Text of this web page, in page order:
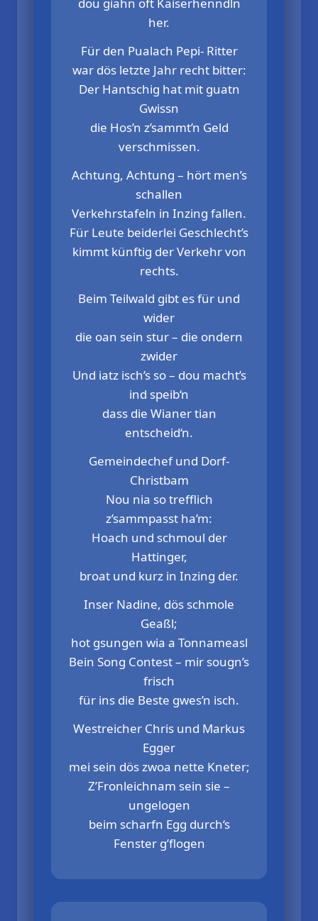
her.
Für den Pualach Pepi- Ritter
war dös letzte Jahr recht bitter:
Der Hantschig hat mit guatn
Gwissn
die Hos’n z’sammt’n Geld
verschmissen.
Achtung, Achtung – hört men’s
schallen
Verkehrstafeln in Inzing fallen.
Für Leute beiderlei Geschlecht’s
kimmt künftig der Verkehr von
rechts.
Beim Teilwald gibt es für und
wider
die oan sein stur – die ondern
zwider
Und iatz isch’s so – dou macht’s
ind speib‘n
dass die Wianer tian
entscheid‘n.
Gemeindechef und Dorf-
Christbam
Nou nia so trefflich
z’sammpasst ha’m:
Hoach und schmoul der
Hattinger,
broat und kurz in Inzing der.
Inser Nadine, dös schmole
Geaßl;
hot gsungen wia a Tonnameasl
Bein Song Contest – mir sougn’s
frisch
für ins die Beste gwes’n isch.
Westreicher Chris und Markus
Egger
mei sein dös zwoa nette Kneter;
Z’Fronleichnam sein sie –
ungelogen
beim scharfn Egg durch‘s
Fenster g’flogen